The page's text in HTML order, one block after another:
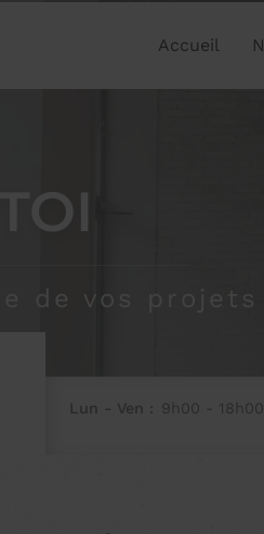
de vos projets
Lun - Ven : 9h00 - 18h00
Accueil